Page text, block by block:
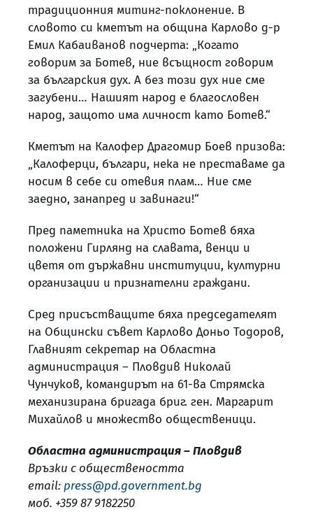
традиционния митинг-поклонение. В
словото си кметът на община Карлово д-р
Емил Кабаиванов подчерта: „Когато
говорим за Ботев, ние всъщност говорим
за българския дух. А без този дух ние сме
загубени… Нашият народ е благословен
народ, защото има личност като Ботев.“
Кметът на Калофер Драгомир Боев призова:
„Калоферци, българи, нека не преставаме да
носим в себе си отевия плам… Ние сме
заедно, занапред и завинаги!“
Пред паметника на Христо Ботев бяха
положени Гирлянд на славата, венци и
цветя от държавни институции, културни
организации и признателни граждани.
Сред присъстващите бяха председателят
на Общински съвет Карлово Доньо Тодоров,
Главният секретар на Областна
администрация – Пловдив Николай
Чунчуков, командирът на 61-ва Стрямска
механизирана бригада бриг. ген. Маргарит
Михайлов и множество общественици.
Областна администрация – Пловдив
Връзки с обществеността
email: press@pd.government.bg
моб. +359 87 9182250